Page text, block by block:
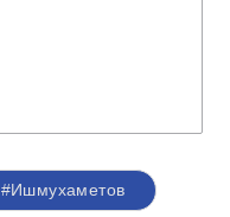
#Ишмухаметов